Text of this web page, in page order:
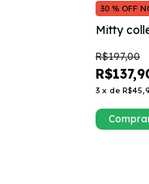
Mitty
R$197,00
3 x de
30 % OFF